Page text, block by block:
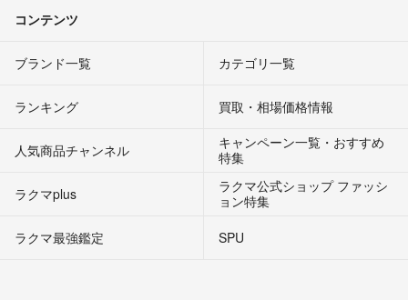
コンテンツ
ブランド一覧 カテゴリ一覧
ランキング 買取・相場価格情報
人気商品チャンネル
キャンペーン一覧・おすすめ
特集
ラクマplus
ラクマ公式ショップ ファッシ
ョン特集
ラクマ最強鑑定
SPU